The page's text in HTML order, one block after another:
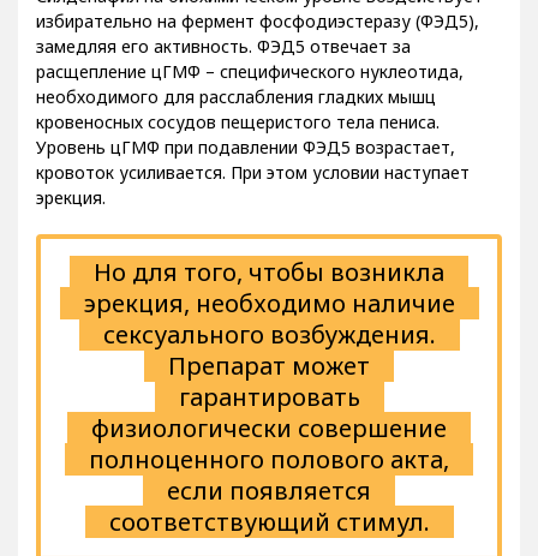
Силденафил на биохимическом уровне воздействует
избирательно на фермент фосфодиэстеразу (ФЭД5),
замедляя его активность. ФЭД5 отвечает за
расщепление цГМФ – специфического нуклеотида,
необходимого для расслабления гладких мышц
кровеносных сосудов пещеристого тела пениса.
Уровень цГМФ при подавлении ФЭД5 возрастает,
кровоток усиливается. При этом условии наступает
эрекция.
Но для того, чтобы возникла
эрекция, необходимо наличие
сексуального возбуждения.
Препарат может
гарантировать
физиологически совершение
полноценного полового акта,
если появляется
соответствующий стимул.